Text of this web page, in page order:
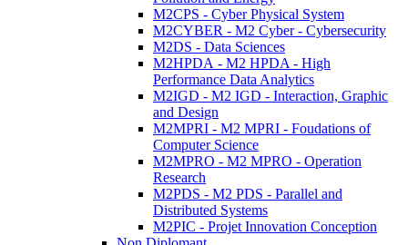
M2CPS - Cyber Physical System
M2CYBER - M2 Cyber - Cybersecurity
M2DS - Data Sciences
M2HPDA - M2 HPDA - High
Performance Data Analytics
M2IGD - M2 IGD - Interaction, Graphic
and Design
M2MPRI - M2 MPRI - Foudations of
Computer Science
M2MPRO - M2 MPRO - Operation
Research
M2PDS - M2 PDS - Parallel and
Distributed Systems
M2PIC - Projet Innovation Conception